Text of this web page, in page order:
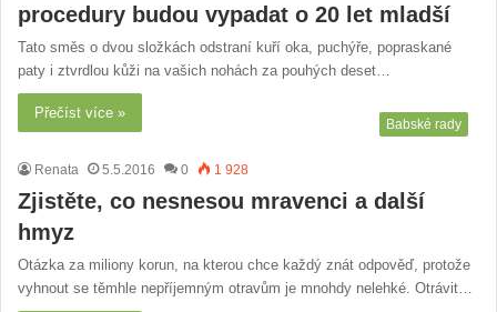
procedury budou vypadat o 20 let mladší
Tato směs o dvou složkách odstraní kuří oka, puchýře, popraskané
paty i ztvrdlou kůži na vašich nohách za pouhých deset…
Přečíst více »
Babské rady
Renata 5.5.2016 0 1 928
Zjistěte, co nesnesou mravenci a další
hmyz
Otázka za miliony korun, na kterou chce každý znát odpověď, protože
vyhnout se těmhle nepříjemným otravům je mnohdy nelehké. Otrávit…